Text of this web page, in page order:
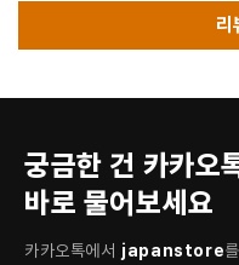
리
궁금한 건 카카오
바로 물어보세요
카카오톡에서 japanstore